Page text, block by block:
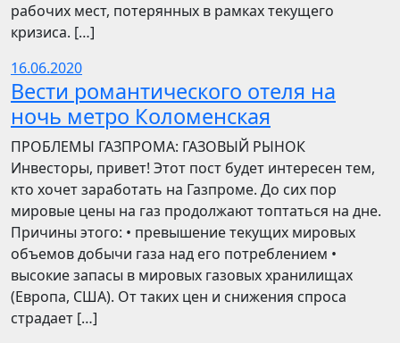
рабочих мест, потерянных в рамках текущего
кризиса. […]
16.06.2020
Вести романтического отеля на
ночь метро Коломенская
ПРОБЛЕМЫ ГАЗПРОМА: ГАЗОВЫЙ РЫНОК
Инвесторы, привет! Этот пост будет интересен тем,
кто хочет заработать на Газпроме. До сих пор
мировые цены на газ продолжают топтаться на дне.
Причины этого: • превышение текущих мировых
объемов добычи газа над его потреблением •
высокие запасы в мировых газовых хранилищах
(Европа, США). От таких цен и снижения спроса
страдает […]